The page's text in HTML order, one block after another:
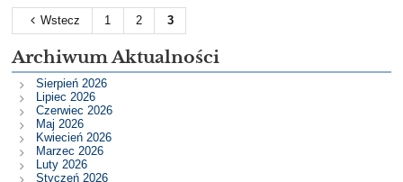
Wstecz 1 2 3
Archiwum Aktualności
Sierpień 2026
Lipiec 2026
Czerwiec 2026
Maj 2026
Kwiecień 2026
Marzec 2026
Luty 2026
Styczeń 2026